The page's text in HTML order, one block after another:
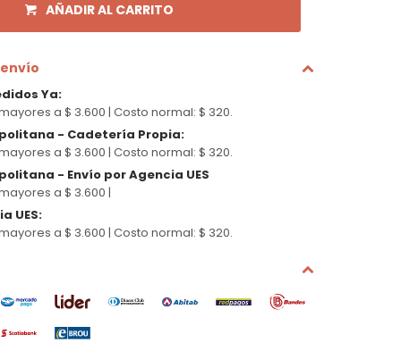
AÑADIR AL CARRITO
Ya:
a $ 3.600 | Costo normal: $ 320.
- Cadetería Propia:
a $ 3.600 | Costo normal: $ 320.
- Envío por Agencia UES
a $ 3.600 |
UES:
a $ 3.600 | Costo normal: $ 320.